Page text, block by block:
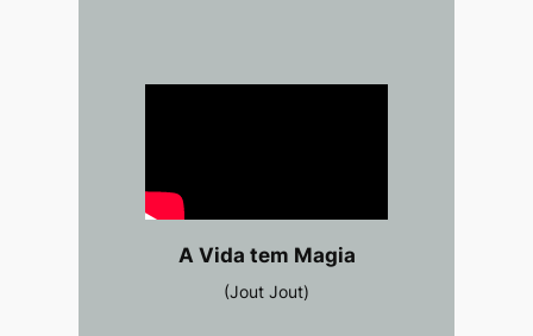
A Vida tem Magia
(Jout Jout)